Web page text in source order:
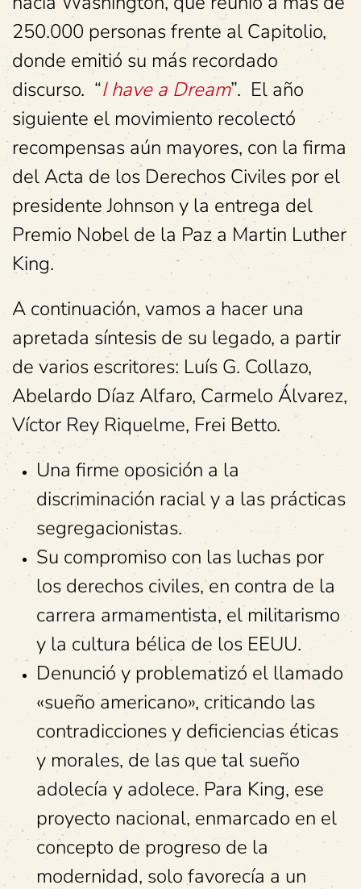
250.000 personas frente al Capitolio,
donde emitió su más recordado
discurso. “I have a Dream”. El año
siguiente el movimiento recolectó
recompensas aún mayores, con la firma
del Acta de los Derechos Civiles por el
presidente Johnson y la entrega del
Premio Nobel de la Paz a Martin Luther
King.
A continuación, vamos a hacer una
apretada síntesis de su legado, a partir
de varios escritores: Luís G. Collazo,
Abelardo Díaz Alfaro, Carmelo Álvarez,
Víctor Rey Riquelme, Frei Betto.
Una firme oposición a la
discriminación racial y a las prácticas
segregacionistas.
Su compromiso con las luchas por
los derechos civiles, en contra de la
carrera armamentista, el militarismo
y la cultura bélica de los EEUU.
Denunció y problematizó el llamado
«sueño americano», criticando las
contradicciones y deficiencias éticas
y morales, de las que tal sueño
adolecía y adolece. Para King, ese
proyecto nacional, enmarcado en el
concepto de progreso de la
modernidad, solo favorecía a un